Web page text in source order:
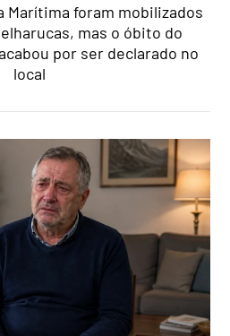
Marítima foram mobilizados
mas o óbito do
por ser declarado no
local